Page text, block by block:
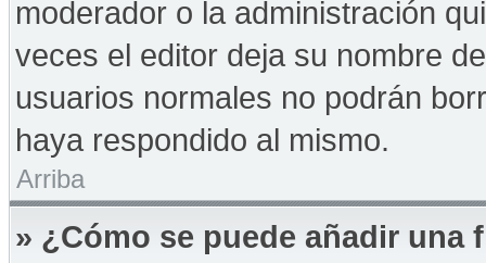
moderador o la administración
veces el editor deja su nombre
usuarios normales no podrán
haya respondido al mismo.
Arriba
» ¿Cómo se puede añadir una